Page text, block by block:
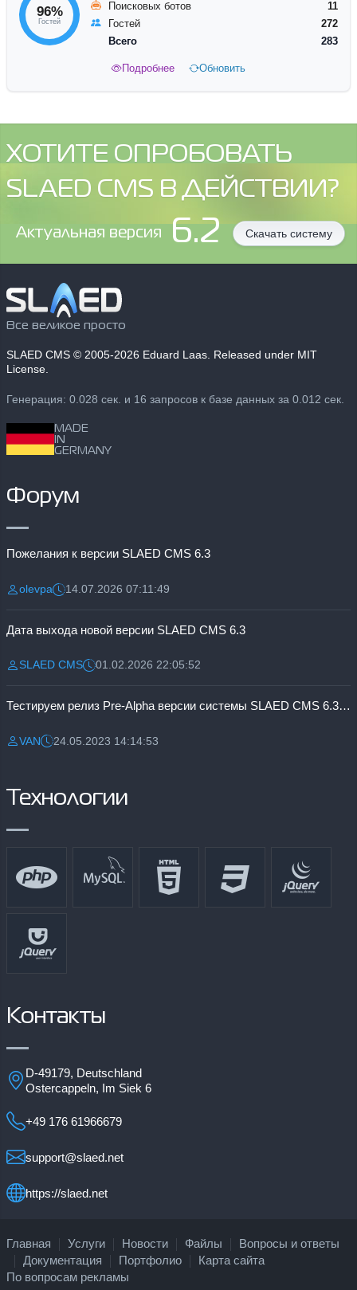
96%
Гостей
Поисковых ботов
11
Гостей
272
Всего
283
Подробнее Обновить
ХОТИТЕ ОПРОБОВАТЬ
SLAED CMS В ДЕЙСТВИИ?
Aктуальная версия 6.2 Скачать систему
Все великое просто
SLAED CMS © 2005-2026 Eduard Laas. Released under MIT
License.
Генерация: 0.028 сек. и 16 запросов к базе данных за 0.012 сек.
MADE
IN
GERMANY
Форум
Пожелания к версии SLAED CMS 6.3
Разместил:
olevpaДата:14.07.2026 07:11:49
Дата выхода новой версии SLAED CMS 6.3
Разместил:
SLAED CMSДата:01.02.2026 22:05:52
Тестируем релиз Pre-Alpha версии системы SLAED CMS 6.3 Pro
Разместил:
VANДата:24.05.2023 14:14:53
Технологии
Контакты
D-49179, Deutschland
Ostercappeln, Im Siek 6
+49 176 61966679
support@slaed.net
https://slaed.net
Главная Услуги Новости Файлы
Вопросы и ответы
Документация
Портфолио
Карта сайта
По вопросам рекламы